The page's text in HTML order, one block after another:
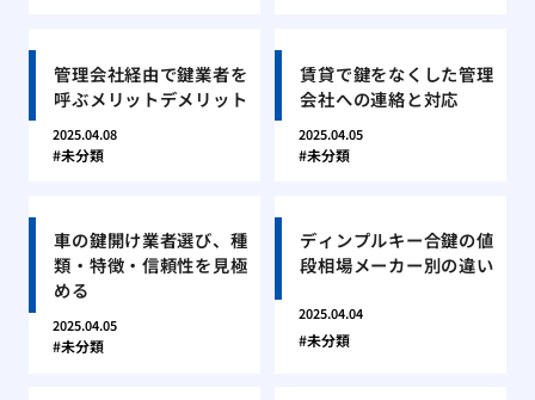
管理会社経由で鍵業者を
呼ぶメリットデメリット
2025.04.08
未分類
賃貸で鍵をなくした管理
会社への連絡と対応
2025.04.05
未分類
車の鍵開け業者選び、種
類・特徴・信頼性を見極
める
2025.04.05
未分類
ディンプルキー合鍵の値
段相場メーカー別の違い
2025.04.04
未分類